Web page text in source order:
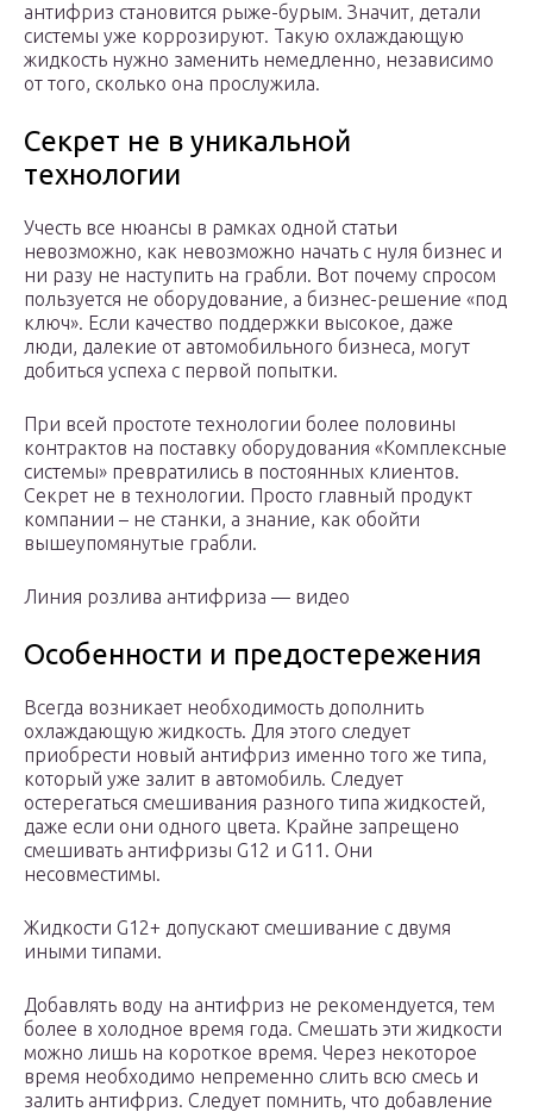
антифриз становится рыже-бурым. Значит, детали
системы уже коррозируют. Такую охлаждающую
жидкость нужно заменить немедленно, независимо
от того, сколько она прослужила.
Секрет не в уникальной
технологии
Учесть все нюансы в рамках одной статьи
невозможно, как невозможно начать с нуля бизнес и
ни разу не наступить на грабли. Вот почему спросом
пользуется не оборудование, а бизнес-решение «под
ключ». Если качество поддержки высокое, даже
люди, далекие от автомобильного бизнеса, могут
добиться успеха с первой попытки.
При всей простоте технологии более половины
контрактов на поставку оборудования «Комплексные
системы» превратились в постоянных клиентов.
Секрет не в технологии. Просто главный продукт
компании – не станки, а знание, как обойти
вышеупомянутые грабли.
Линия розлива антифриза — видео
Особенности и предостережения
Всегда возникает необходимость дополнить
охлаждающую жидкость. Для этого следует
приобрести новый антифриз именно того же типа,
который уже залит в автомобиль. Следует
остерегаться смешивания разного типа жидкостей,
даже если они одного цвета. Крайне запрещено
смешивать антифризы G12 и G11. Они
несовместимы.
Жидкости G12+ допускают смешивание с двумя
иными типами.
Добавлять воду на антифриз не рекомендуется, тем
более в холодное время года. Смешать эти жидкости
можно лишь на короткое время. Через некоторое
время необходимо непременно слить всю смесь и
залить антифриз. Следует помнить, что добавление